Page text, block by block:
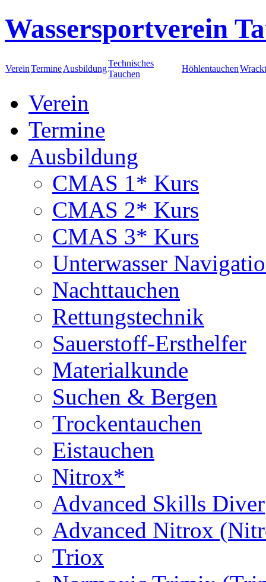
Wassersportverein
VereinTermineAusbildung
Technisches
Tauchen
Höhlentauchen
Verein
Termine
Ausbildung
CMAS 1* Kurs
CMAS 2* Kurs
CMAS 3* Kurs
Unterwasser
Nachttauchen
Rettungstechnik
Sauerstoff-Ersthelfer
Materialkunde
Suchen & Bergen
Trockentauchen
Eistauchen
Nitrox*
Advanced Skills Diver
Advanced Nitrox
Triox